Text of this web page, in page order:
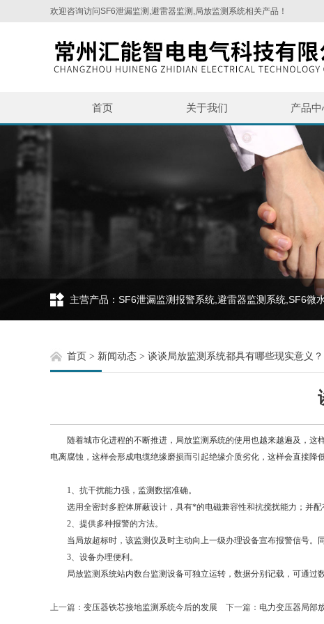
欢迎咨询访问SF6泄漏监测,避雷器监测,局放监测系统相关产品！
首页 关于我们 产品
首页 > 新闻动态 > 谈谈局放监测系统都具有哪些现实意义？
随着城市化进程的不断推进，局放监测系统的使用也越来越遍及，这
电离腐蚀，这样会形成电缆绝缘磨损而引起绝缘介质劣化，这样会直接降
1、抗干扰能力强，监测数据准确。
选用全密封多腔体屏蔽设计，具有*的电磁兼容性和抗搅扰能力；并配
2、提供多种报警的方法。
当局放超标时，该监测仪及时主动向上一级办理设备宣布报警信号。
3、设备办理便利。
局放监测系统站内数台监测设备可独立运转，数据分别记载，可通过
上一篇： 变压器铁芯接地监测系统今后的发展 下一篇： 电力变压器局部